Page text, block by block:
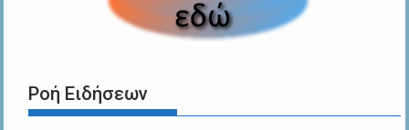
Ροή Ειδήσεων